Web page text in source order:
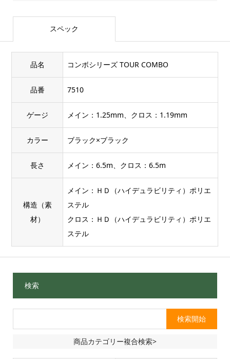
スペック
品名 コンボシリーズ TOUR COMBO
品番 7510
ゲージ メイン：1.25mm、クロス：1.19mm
カラー ブラック×ブラック
長さ メイン：6.5m、クロス：6.5m
構造（素
材）
メイン：ＨＤ（ハイデュラビリティ）ポリエ
ステル
クロス：ＨＤ（ハイデュラビリティ）ポリエ
ステル
検索
商品カテゴリー複合検索>